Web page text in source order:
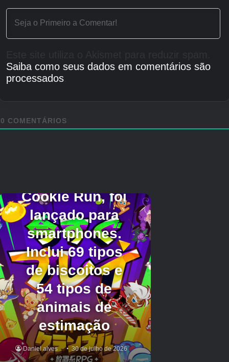
cada cor para que as conexões permaneçam
legíveis para todos. Um mapa não linear
permite que você escolha sua rota, e as
missões diárias oferecem desafios e
recompensas recorrentes.
Confira Wrap The Zap doGoogle Play Store.
Além disso, leia nossas notícias sobre
CookieRun: OvenSmash da Devsisters no
Android.
Créditos Autor
Saiba como seus dados em comentários são
processados.
0 COMENTÁRIOS